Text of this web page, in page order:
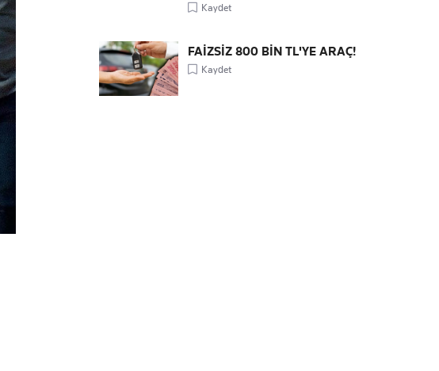
Kaydet
FAİZSİZ 800 BİN TL'YE ARAÇ!
Kaydet